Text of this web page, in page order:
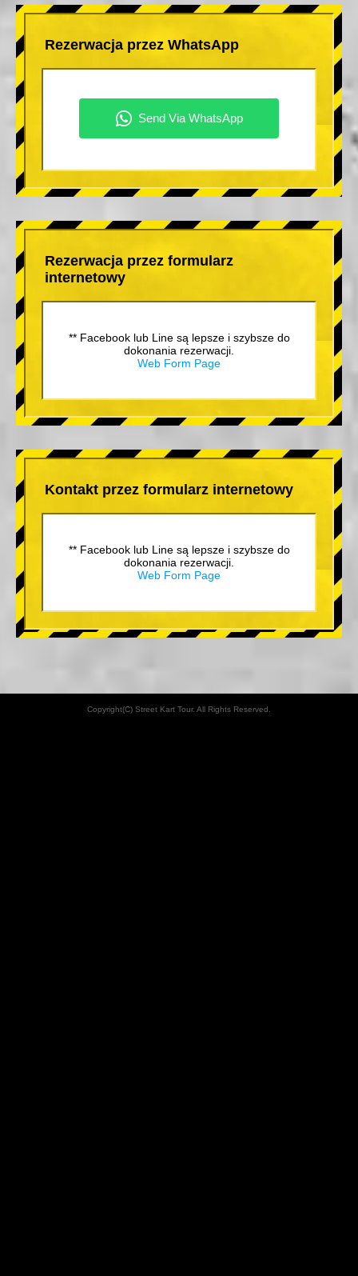
Rezerwacja przez WhatsApp
Rezerwacja przez formularz
internetowy
** Facebook lub Line są lepsze i szybsze do
dokonania rezerwacji.
Web Form Page
Kontakt przez formularz internetowy
** Facebook lub Line są lepsze i szybsze do
dokonania rezerwacji.
Web Form Page
Copyright(C) Street Kart Tour. All Rights Reserved.